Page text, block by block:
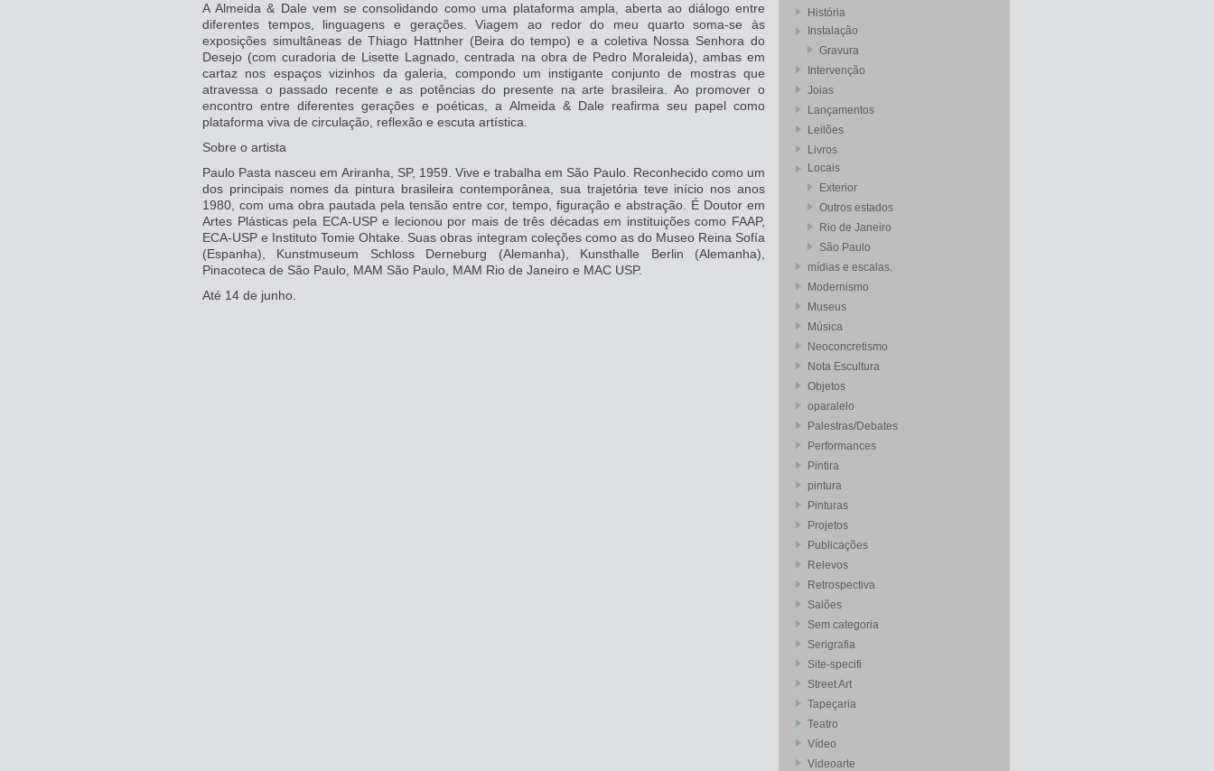
A Almeida & Dale vem se consolidando como uma plataforma ampla, aberta ao diálogo entre
diferentes tempos, linguagens e gerações. Viagem ao redor do meu quarto soma-se às
exposições simultâneas de Thiago Hattnher (Beira do tempo) e a coletiva Nossa Senhora do
Desejo (com curadoria de Lisette Lagnado, centrada na obra de Pedro Moraleida), ambas em
cartaz nos espaços vizinhos da galeria, compondo um instigante conjunto de mostras que
atravessa o passado recente e as potências do presente na arte brasileira. Ao promover o
encontro entre diferentes gerações e poéticas, a Almeida & Dale reafirma seu papel como
plataforma viva de circulação, reflexão e escuta artística.
Sobre o artista
Paulo Pasta nasceu em Ariranha, SP, 1959. Vive e trabalha em São Paulo. Reconhecido como um
dos principais nomes da pintura brasileira contemporânea, sua trajetória teve início nos anos
1980, com uma obra pautada pela tensão entre cor, tempo, figuração e abstração. É Doutor em
Artes Plásticas pela ECA-USP e lecionou por mais de três décadas em instituições como FAAP,
ECA-USP e Instituto Tomie Ohtake. Suas obras integram coleções como as do Museo Reina Sofía
(Espanha), Kunstmuseum Schloss Derneburg (Alemanha), Kunsthalle Berlin (Alemanha),
Pinacoteca de São Paulo, MAM São Paulo, MAM Rio de Janeiro e MAC USP.
Até 14 de junho.
História
Instalação
Gravura
Intervenção
Joias
Lançamentos
Leilões
Livros
Locais
Exterior
Outros estados
Rio de Janeiro
São Paulo
mídias e escalas.
Modernismo
Museus
Música
Neoconcretismo
Nota Escultura
Objetos
oparalelo
Palestras/Debates
Performances
Pintira
pintura
Pinturas
Projetos
Publicações
Relevos
Retrospectiva
Salões
Sem categoria
Serigrafia
Site-specifi
Street Art
Tapeçaria
Teatro
Vídeo
Videoarte